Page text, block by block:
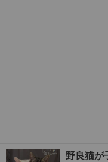
野良猫が